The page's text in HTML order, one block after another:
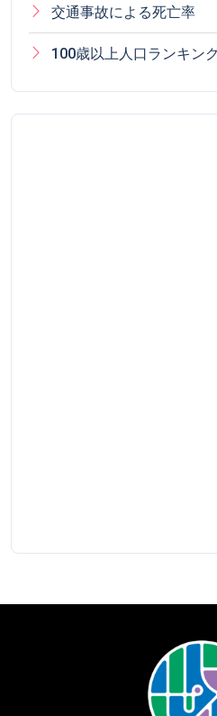
交通事故による死亡率
100歳以上人口ランキン